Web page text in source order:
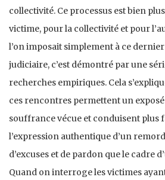
collectivité. Ce processus est bien
victime, pour la collectivité et pour
l’on imposait simplement à ce
judiciaire, c’est démontré par une
recherches empiriques. Cela
ces rencontres permettent un
souffrance vécue et conduisent plus
l’expression authentique d’un
d’excuses et de pardon que le cadre
Quand on interroge les victimes